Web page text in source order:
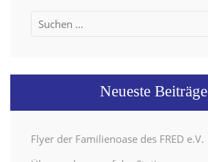
Suchen
Neueste Beiträge
Flyer der Familienoase des FRED e.V.